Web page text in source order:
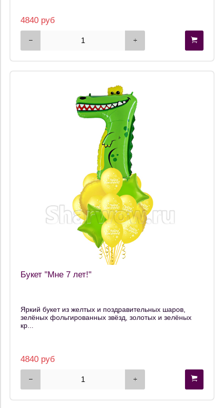
4840 руб
Букет "Мне 7 лет!"
Яркий букет из желтых и поздравительных шаров,
зелёных фольгированных звёзд, золотых и зелёных
кр...
4840 руб